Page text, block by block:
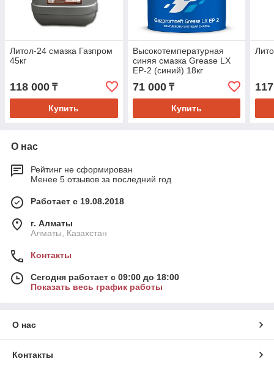
Литол-24 смазка Газпром
45кг
118 000 ₸
Купить
Высокотемпературная
синяя смазка Grease LХ
ЕР-2 (синий) 18кг
71 000₸
Купить
О нас
Рейтинг не сформирован
Менее 5 отзывов за последний год
Работает с 19.08.2018
г. Алматы
Алматы, Казахстан
Контакты
Сегодня работает с 09:00 до 18:00
Показать весь график работы
О нас
Контакты